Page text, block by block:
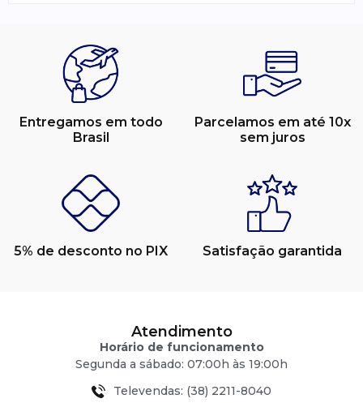
Entregamos em todo
Brasil
Parcelamos em até 10x
sem juros
5% de desconto no PIX Satisfação garantida
Atendimento
Horário de funcionamento
Segunda a sábado: 07:00h às 19:00h
Televendas: (38) 2211-8040